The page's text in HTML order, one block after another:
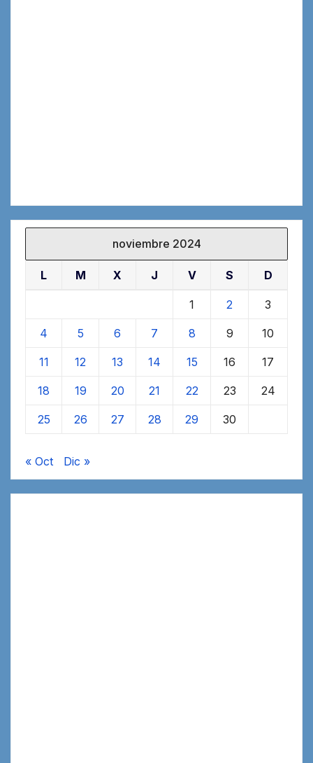
noviembre 2024
L M X J V S D
1 2 3
4 5 6 7 8 9 10
11 12 13 14 15 16 17
18 19 20 21 22 23 24
25 26 27 28 29 30
« Oct Dic »